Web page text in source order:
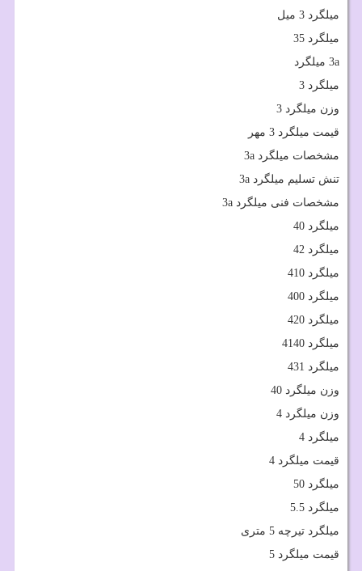
میلگرد 3 میل
میلگرد 35
a3 میلگرد
میلگرد 3
وزن میلگرد 3
قیمت میلگرد 3 مهر
مشخصات میلگرد a
3
تنش تسلیم میلگرد a
3
مشخصات فنی میلگرد a
3
میلگرد 40
میلگرد 42
میلگرد 410
میلگرد 400
میلگرد 420
میلگرد 4140
میلگرد 431
وزن میلگرد 40
وزن میلگرد 4
میلگرد 4
قیمت میلگرد 4
میلگرد 50
میلگرد 5.5
میلگرد تیرچه 5 متری
قیمت میلگرد 5